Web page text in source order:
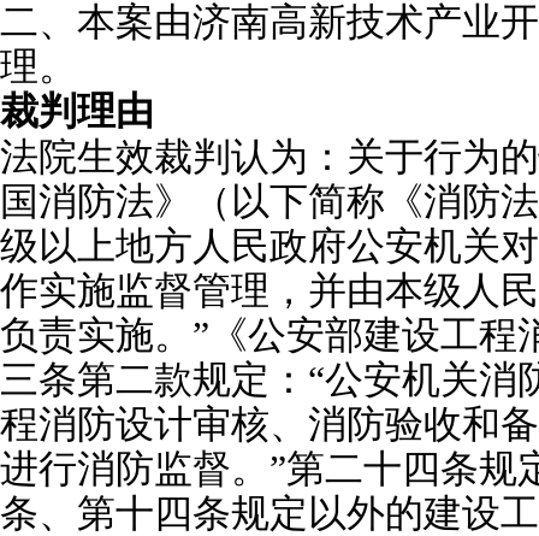
二、本案由济南高新技术产业
理。
裁判理由
法院生效裁判认为：关于行为
国消防法》（以下简称《消防
级以上地方人民政府公安机关
作实施监督管理，并由本级人
负责实施。”《公安部建设工程
三条第二款规定：“公安机关消
程消防设计审核、消防验收和
进行消防监督。”第二十四条规
条、第十四条规定以外的建设